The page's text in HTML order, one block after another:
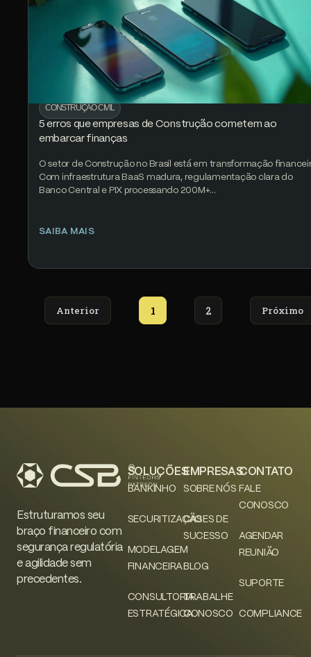
CONSTRUÇÃO CIVIL
5 erros que empresas de Construção cometem ao
embarcar finanças
O setor de Construção no Brasil está em transformação
Com infraestrutura BaaS madura, regulamentação clara do
Banco Central e PIX processando 200M+…
SAIBA MAIS
Anterior 1 2 Próximo
Estruturamos seu
braço financeiro com
segurança regulatória
e agilidade sem
precedentes.
SOLUÇÕES
BANKINHO
SECURITIZAÇÃO
MODELAGEM
FINANCEIRA
CONSULTORIA
ESTRATÉGICA
EMPRESAS
SOBRE NÓS
CASES DE
SUCESSO
BLOG
TRABALHE
CONOSCO
CONTATO
FALE
CONOSCO
AGENDAR
REUNIÃO
SUPORTE
COMPLIANCE